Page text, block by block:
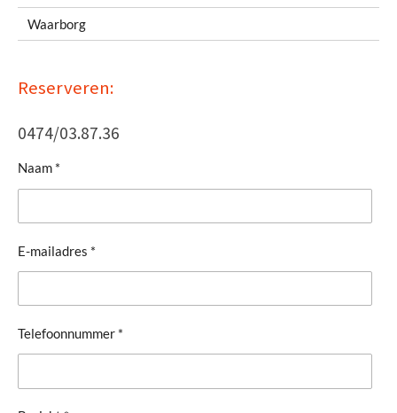
Waarborg
Reserveren:
0474/03.87.36
Naam *
E-mailadres *
Telefoonnummer *